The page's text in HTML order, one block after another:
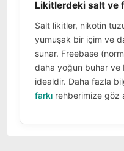
Likitlerdeki salt ve
Salt likitler, nikotin
yumuşak bir içim ve
sunar. Freebase
daha yoğun buhar ve
idealdir. Daha fazla
farkı rehberimize göz